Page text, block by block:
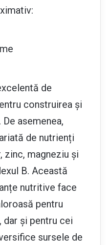
de
construirea și
asemenea,
de nutrienți
zinc, magneziu și
B. Această
nutritive face
pentru
dar și pentru cei
sursele de